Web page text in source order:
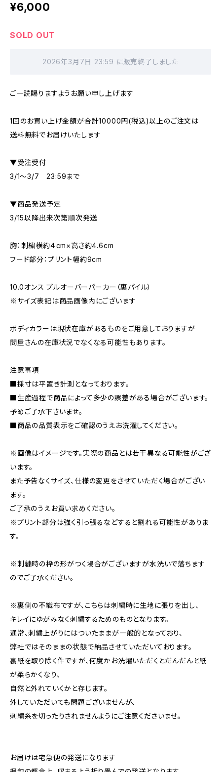
¥6,000
SOLD OUT
2026年3月7日 23:59 に販売終了しました
ご一読賜りますようお願い申し上げます
1回のお買い上げ金額が合計10000円(税込)以上のご注文は
送料無料でお届けいたします
▼受注受付
3/1～3/7 23:59まで
▼商品発送予定
3/15以降出来次第順次発送
胸：刺繍横約４cm×高さ約4.6cm
フード部分：プリント幅約9cm
10.0オンス プルオーバーパーカー（裏パイル）
※サイズ表記は商品画像内にございます
ボディカラーは現状在庫があるものをご用意しておりますが
問屋さんの在庫状況でなくなる可能性もあります。
注意事項
■採寸は平置き計測となっております。
■生産過程で商品によって多少の誤差がある場合がございます。
予めご了承下さいませ。
■商品の品質表示をご確認のうえお洗濯してください。
※画像はイメージです。実際の商品とは若干異なる可能性がござ
います。
また予告なくサイズ、仕様の変更をさせていただく場合がござい
ます。
ご了承のうえお買い求めください。
※プリント部分は強く引っ張るなどすると割れる可能性がありま
す。
※刺繍時の枠の形がつく場合がございますが水洗いで落ちます
のでご了承ください。
※裏側の不織布ですが、こちらは刺繍時に生地に張りを出し、
キレイにゆがみなく刺繍するためのものとなります。
通常、刺繍上がりにはついたままが一般的となっており、
弊社ではそのままの状態で納品させていただいております。
裏紙を取り除く件ですが、何度かお洗濯いただくとだんだんと紙
が柔らかくなり、
自然と外れていくかと存じます。
外していただいても問題ございませんが、
刺繍糸を切ったりされませんようにご注意くださいませ。
お届けは宅急便の発送になります